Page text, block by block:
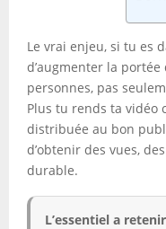
Le vrai enjeu, si tu es
d’augmenter la
personnes, pas
Plus tu rends ta vidéo
distribuée au bon
d’obtenir des vues,
durable.
L’essentiel a